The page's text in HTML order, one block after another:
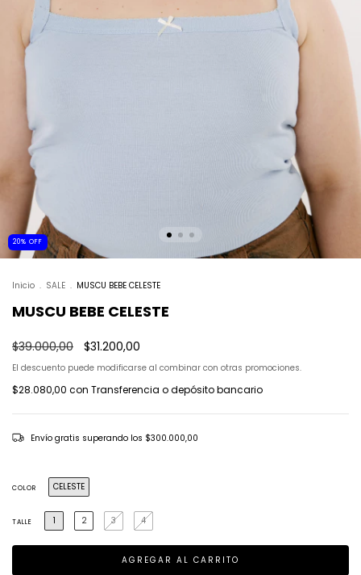
20% OFF
Inicio . SALE . MUSCU BEBE CELESTE
MUSCU BEBE CELESTE
$39.000,00 $31.200,00
El descuento puede modificarse al combinar con otras promociones.
$28.080,00 con Transferencia o depósito bancario
Envío gratis superando los $300.000,00
COLOR CELESTE
TALLE 1 2 3 4